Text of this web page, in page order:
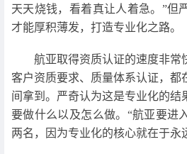
天天烧钱，看着真让人着急。”但
才能厚积薄发，打造专业化之路。
航亚取得资质认证的速度非常快
客户资质要求、质量体系认证，都
间拿到。严奇认为这是专业化的结
要做什么以及怎么做。“航亚要进
两名，因为专业化的核心就在于永